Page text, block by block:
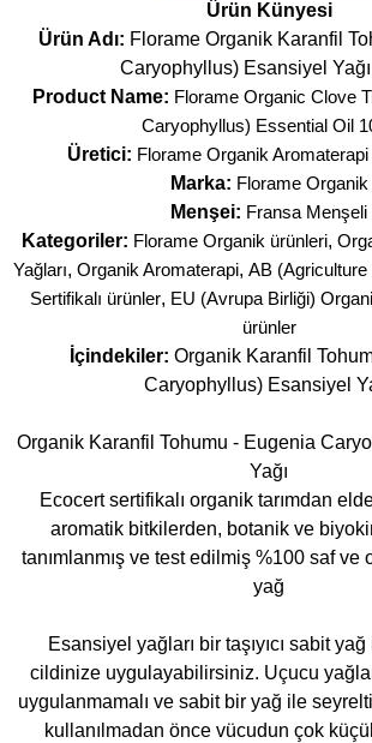
Ürün Künyesi
Ürün Adı: Florame Organik Karanfil
Caryophyllus) Esansiyel Yağı
Product Name: Florame Organic Clove
Caryophyllus) Essential Oil
Üretici: Florame Organik
Marka: Florame Organik
Menşei: Fransa Menşeli
Kategoriler: Florame Organik ürünleri,
Yağları, Organik Aromaterapi, AB (Agriculture
Sertifikalı ürünler, EU (Avrupa Birliği)
ürünler
İçindekiler: Organik Karanfil
Caryophyllus) Esansiyel
Organik Karanfil Tohumu - Eugenia
Yağı
Ecocert sertifikalı organik tarımdan
aromatik bitkilerden, botanik ve
tanımlanmış ve test edilmiş %100 saf ve
yağ
Esansiyel yağları bir taşıyıcı sabit
cildinize uygulayabilirsiniz. Uçucu
uygulanmamalı ve sabit bir yağ ile
kullanılmadan önce vücudun çok